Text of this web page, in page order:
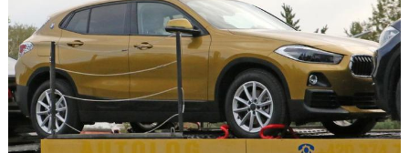
Forum
Moto
Marques